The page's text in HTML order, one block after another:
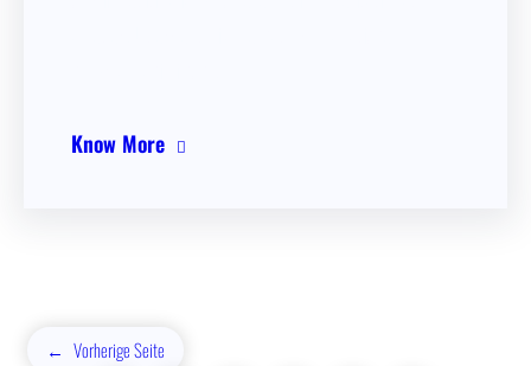
Know More
← Vorherige Seite